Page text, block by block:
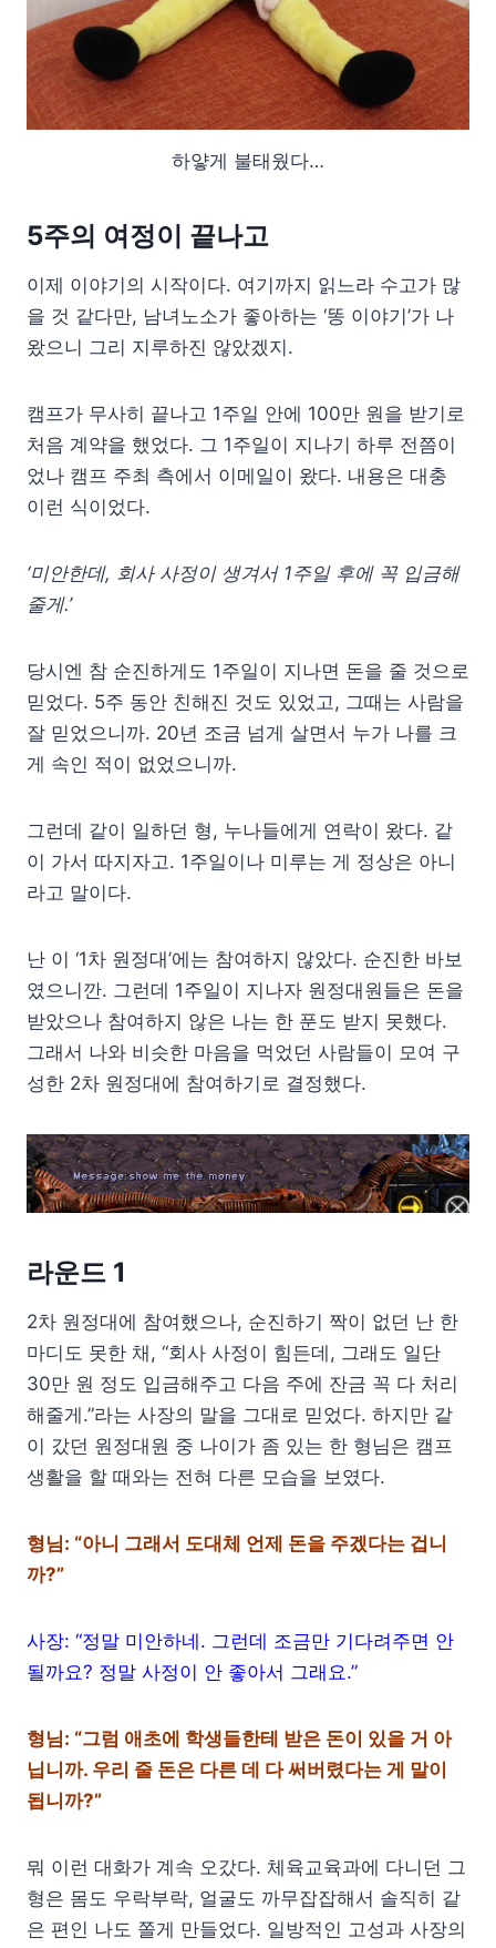
하얗게 불태웠다…
5주의 여정이 끝나고
이제 이야기의 시작이다. 여기까지 읽느라 수고가 많
을 것 같다만, 남녀노소가 좋아하는 ‘똥 이야기’가 나
왔으니 그리 지루하진 않았겠지.
캠프가 무사히 끝나고 1주일 안에 100만 원을 받기로
처음 계약을 했었다. 그 1주일이 지나기 하루 전쯤이
었나 캠프 주최 측에서 이메일이 왔다. 내용은 대충
이런 식이었다.
‘미안한데, 회사 사정이 생겨서 1주일 후에 꼭 입금해
줄게.’
당시엔 참 순진하게도 1주일이 지나면 돈을 줄 것으로
믿었다. 5주 동안 친해진 것도 있었고, 그때는 사람을
잘 믿었으니까. 20년 조금 넘게 살면서 누가 나를 크
게 속인 적이 없었으니까.
그런데 같이 일하던 형, 누나들에게 연락이 왔다. 같
이 가서 따지자고. 1주일이나 미루는 게 정상은 아니
라고 말이다.
난 이 ‘1차 원정대’에는 참여하지 않았다. 순진한 바보
였으니깐. 그런데 1주일이 지나자 원정대원들은 돈을
받았으나 참여하지 않은 나는 한 푼도 받지 못했다.
그래서 나와 비슷한 마음을 먹었던 사람들이 모여 구
성한 2차 원정대에 참여하기로 결정했다.
라운드 1
2차 원정대에 참여했으나, 순진하기 짝이 없던 난 한
마디도 못한 채, “회사 사정이 힘든데, 그래도 일단
30만 원 정도 입금해주고 다음 주에 잔금 꼭 다 처리
해줄게.”라는 사장의 말을 그대로 믿었다. 하지만 같
이 갔던 원정대원 중 나이가 좀 있는 한 형님은 캠프
생활을 할 때와는 전혀 다른 모습을 보였다.
형님: “아니 그래서 도대체 언제 돈을 주겠다는 겁니
까?”
사장: “정말 미안하네. 그런데 조금만 기다려주면 안
될까요? 정말 사정이 안 좋아서 그래요.”
형님: “그럼 애초에 학생들한테 받은 돈이 있을 거 아
닙니까. 우리 줄 돈은 다른 데 다 써버렸다는 게 말이
됩니까?”
뭐 이런 대화가 계속 오갔다. 체육교육과에 다니던 그
형은 몸도 우락부락, 얼굴도 까무잡잡해서 솔직히 같
은 편인 나도 쫄게 만들었다. 일방적인 고성과 사장의